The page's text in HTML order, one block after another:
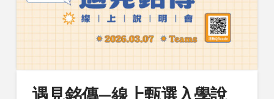
遇見銘傳—線上甄選入學說